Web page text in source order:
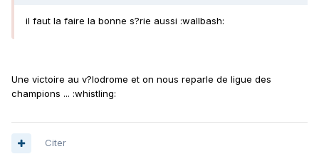
il faut la faire la bonne s?rie aussi :wallbash:
Une victoire au v?lodrome et on nous reparle de ligue des
champions ... :whistling:
Citer